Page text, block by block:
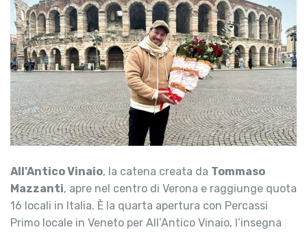
All’Antico Vinaio, la catena creata da Tommaso
Mazzanti, apre nel centro di Verona e raggiunge quota
16 locali in Italia. È la quarta apertura con Percassi
Primo locale in Veneto per All’Antico Vinaio, l’insegna